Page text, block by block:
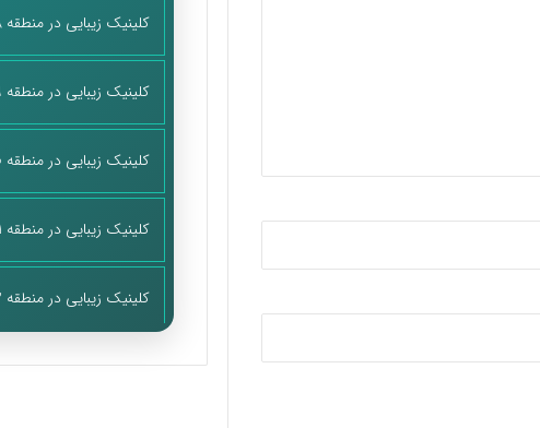
کلینیک زیبایی در منطقه 18
کلینیک زیبایی در منطقه 19
کلینیک زیبایی در منطقه 20
کلینیک زیبایی در منطقه 21
کلینیک زیبایی در منطقه 22